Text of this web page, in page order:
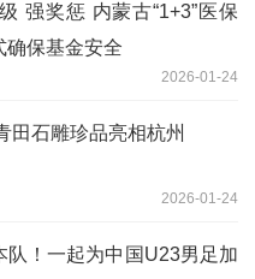
强奖惩 内蒙古“1+3”医保
确保基金安全
2026-01-24
田石雕珍品亮相杭州
2026-01-24
队！一起为中国U23男足加